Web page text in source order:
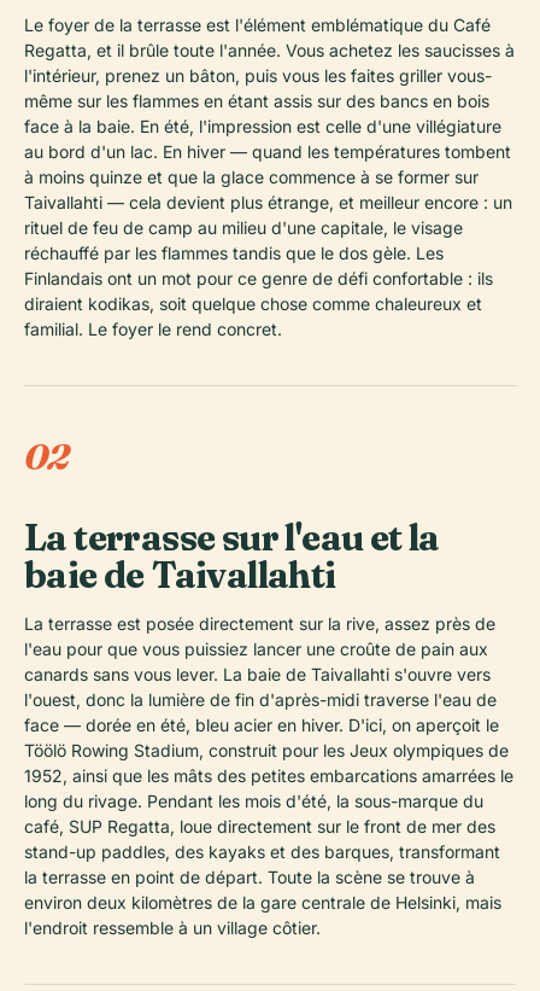
Le foyer de la terrasse est l'élément emblématique du Café
Regatta, et il brûle toute l'année. Vous achetez les saucisses à
l'intérieur, prenez un bâton, puis vous les faites griller vous-
même sur les flammes en étant assis sur des bancs en bois
face à la baie. En été, l'impression est celle d'une villégiature
au bord d'un lac. En hiver — quand les températures tombent
à moins quinze et que la glace commence à se former sur
Taivallahti — cela devient plus étrange, et meilleur encore : un
rituel de feu de camp au milieu d'une capitale, le visage
réchauffé par les flammes tandis que le dos gèle. Les
Finlandais ont un mot pour ce genre de défi confortable : ils
diraient kodikas, soit quelque chose comme chaleureux et
familial. Le foyer le rend concret.
02
La terrasse sur l'eau et la
baie de Taivallahti
La terrasse est posée directement sur la rive, assez près de
l'eau pour que vous puissiez lancer une croûte de pain aux
canards sans vous lever. La baie de Taivallahti s'ouvre vers
l'ouest, donc la lumière de fin d'après-midi traverse l'eau de
face — dorée en été, bleu acier en hiver. D'ici, on aperçoit le
Töölö Rowing Stadium, construit pour les Jeux olympiques de
1952, ainsi que les mâts des petites embarcations amarrées le
long du rivage. Pendant les mois d'été, la sous-marque du
café, SUP Regatta, loue directement sur le front de mer des
stand-up paddles, des kayaks et des barques, transformant
la terrasse en point de départ. Toute la scène se trouve à
environ deux kilomètres de la gare centrale de Helsinki, mais
l'endroit ressemble à un village côtier.